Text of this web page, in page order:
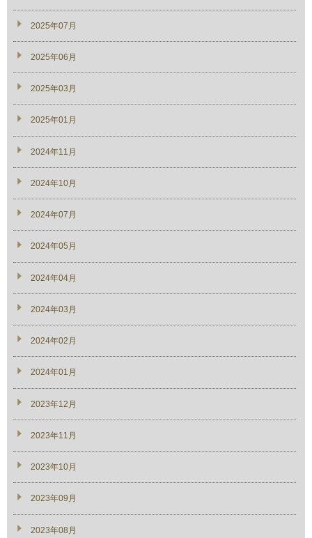
2025年07月
2025年06月
2025年03月
2025年01月
2024年11月
2024年10月
2024年07月
2024年05月
2024年04月
2024年03月
2024年02月
2024年01月
2023年12月
2023年11月
2023年10月
2023年09月
2023年08月